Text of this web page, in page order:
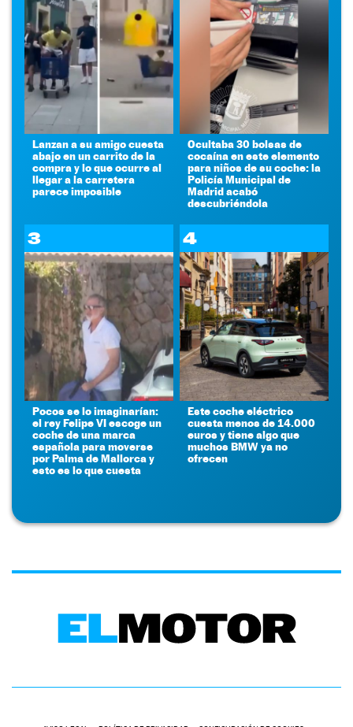
Lanzan a su amigo cuesta
abajo en un carrito de la
compra y lo que ocurre al
llegar a la carretera
parece imposible
Ocultaba 30 bolsas de
cocaína en este elemento
para niños de su coche: la
Policía Municipal de
Madrid acabó
descubriéndola
3
Pocos se lo imaginarían:
el rey Felipe VI escoge un
coche de una marca
española para moverse
por Palma de Mallorca y
esto es lo que cuesta
4
Este coche eléctrico
cuesta menos de 14.000
euros y tiene algo que
muchos BMW ya no
ofrecen